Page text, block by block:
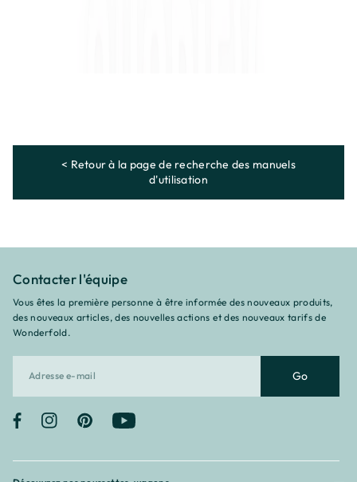
< Retour à la page de recherche des manuels
d'utilisation
Contacter l'équipe
Vous êtes la première personne à être informée des nouveaux produits,
des nouveaux articles, des nouvelles actions et des nouveaux tarifs de
Wonderfold.
Go
FacebookInstagramPinterest YouTube